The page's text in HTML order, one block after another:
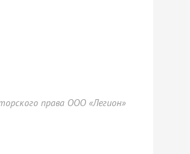
права ООО «Легион»